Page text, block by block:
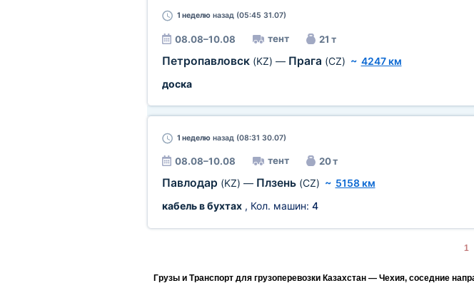
1 неделюназад (05:45 31.07)
08.08–10.08 тент 21 т
Петропавловск (KZ) — Прага (CZ) ~ 4247 км
доска
1 неделюназад (08:31 30.07)
08.08–10.08 тент 20 т
Павлодар (KZ) — Плзень (CZ) ~ 5158 км
кабель в бухтах, Кол. машин: 4
1
Грузы и Транспорт для грузоперевозки Казахстан — Чехия, соседние